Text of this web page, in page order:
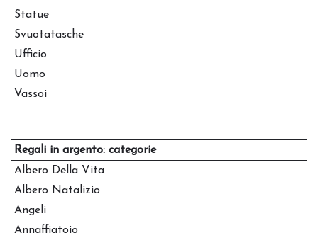
Statue
Svuotatasche
Ufficio
Uomo
Vassoi
Regali in argento: categorie
Albero Della Vita
Albero Natalizio
Angeli
Annaffiatoio